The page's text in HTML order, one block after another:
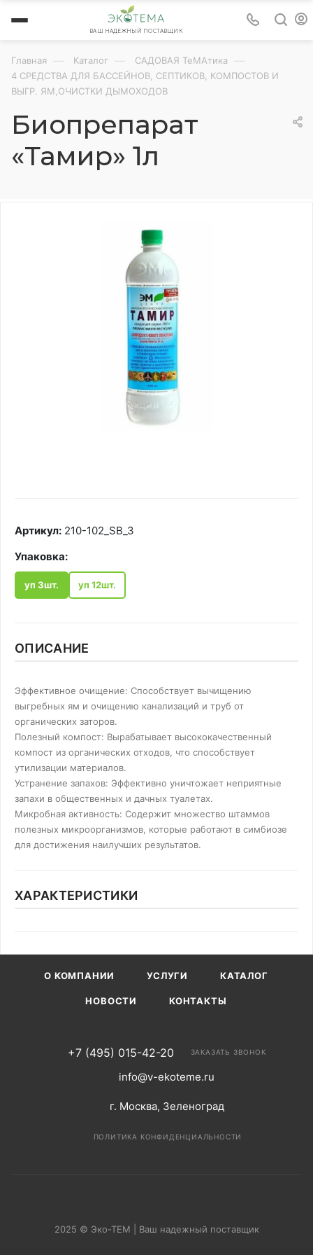
ВАШ НАДЕЖНЫЙ ПОСТАВЩИК
Главная — Каталог — САДОВАЯ ТеМАтика —
4 СРЕДСТВА ДЛЯ БАССЕЙНОВ, СЕПТИКОВ, КОМПОСТОВ И
ВЫГР. ЯМ,ОЧИСТКИ ДЫМОХОДОВ
Биопрепарат
«Тамир» 1л
Артикул: 210-102_SB_3
Упаковка:
уп 3шт. уп 12шт.
ОПИСАНИЕ
Эффективное очищение: Способствует вычищению
выгребных ям и очищению канализаций и труб от
органических заторов.
Полезный компост: Вырабатывает высококачественный
компост из органических отходов, что способствует
утилизации материалов.
Устранение запахов: Эффективно уничтожает неприятные
запахи в общественных и дачных туалетах.
Микробная активность: Содержит множество штаммов
полезных микроорганизмов, которые работают в симбиозе
для достижения наилучших результатов.
ХАРАКТЕРИСТИКИ
О КОМПАНИИ УСЛУГИ КАТАЛОГ
НОВОСТИ КОНТАКТЫ
+7 (495) 015-42-20 ЗАКАЗАТЬ ЗВОНОК
info@v-ekoteme.ru
г. Москва, Зеленоград
ПОЛИТИКА КОНФИДЕНЦИАЛЬНОСТИ
2025 © Эко-ТЕМ | Ваш надежный поставщик